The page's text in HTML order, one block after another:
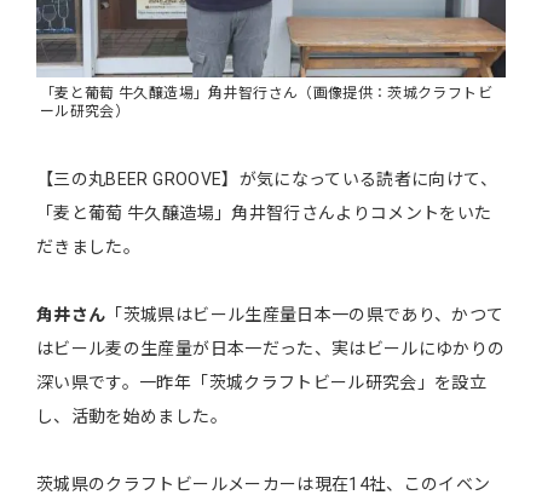
「麦と葡萄 牛久醸造場」角井智行さん（画像提供：茨城クラフトビ
ール研究会）
【三の丸BEER GROOVE】が気になっている読者に向けて、
「麦と葡萄 牛久醸造場」角井智行さんよりコメントをいた
だきました。
角井さん 「茨城県はビール生産量日本一の県であり、かつて
はビール麦の生産量が日本一だった、実はビールにゆかりの
深い県です。一昨年「茨城クラフトビール研究会」を設立
し、活動を始めました。
茨城県のクラフトビールメーカーは現在14社、このイベン